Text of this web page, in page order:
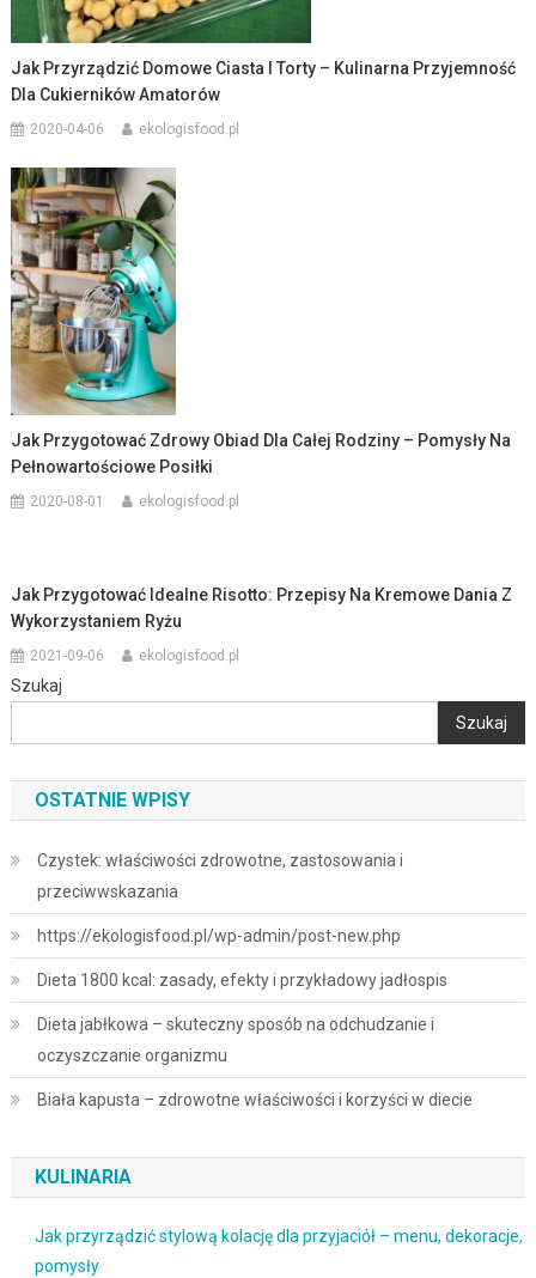
Jak Przyrządzić Domowe Ciasta I Torty – Kulinarna Przyjemność
Dla Cukierników Amatorów
2020-04-06 ekologisfood.pl
Jak Przygotować Zdrowy Obiad Dla Całej Rodziny – Pomysły Na
Pełnowartościowe Posiłki
2020-08-01 ekologisfood.pl
Jak Przygotować Idealne Risotto: Przepisy Na Kremowe Dania Z
Wykorzystaniem Ryżu
2021-09-06 ekologisfood.pl
Szukaj
Szukaj
OSTATNIE WPISY
Czystek: właściwości zdrowotne, zastosowania i
przeciwwskazania
https://ekologisfood.pl/wp-admin/post-new.php
Dieta 1800 kcal: zasady, efekty i przykładowy jadłospis
Dieta jabłkowa – skuteczny sposób na odchudzanie i
oczyszczanie organizmu
Biała kapusta – zdrowotne właściwości i korzyści w diecie
KULINARIA
Jak przyrządzić stylową kolację dla przyjaciół – menu, dekoracje,
pomysły